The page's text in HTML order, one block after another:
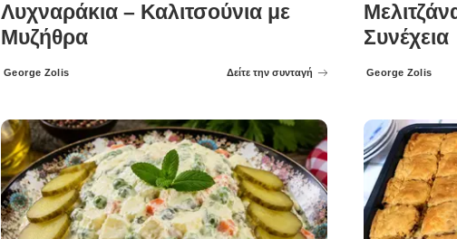
Λυχναράκια – Καλιτσούνια με
Μυζήθρα
Posted
George Zolis Δείτε την συνταγή
Συνέχεια
Posted
George Zolis